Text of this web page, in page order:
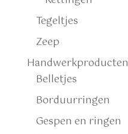
Tegeltjes
Zeep
Handwerkproducten
Belletjes
Borduurringen
Gespen en ringen